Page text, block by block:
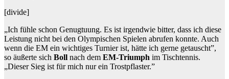
[divide]
„Ich fühle schon Genugtuung. Es ist irgendwie bitter, dass ich diese
Leistung nicht bei den Olympischen Spielen abrufen konnte. Auch
wenn die EM ein wichtiges Turnier ist, hätte ich gerne getauscht”,
so äußerte sich Boll nach dem EM-Triumph im Tischtennis.
„Dieser Sieg ist für mich nur ein Trostpflaster.”